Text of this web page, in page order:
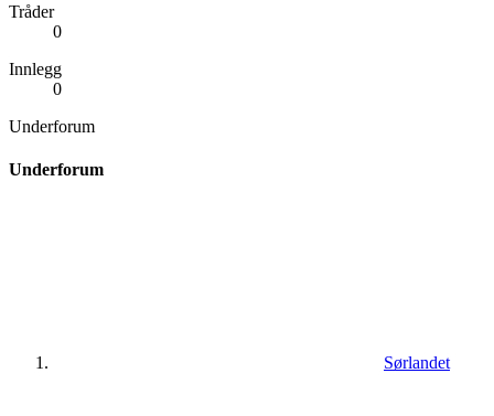
Tråder
0
Innlegg
0
Underforum
Underforum
Sørlandet